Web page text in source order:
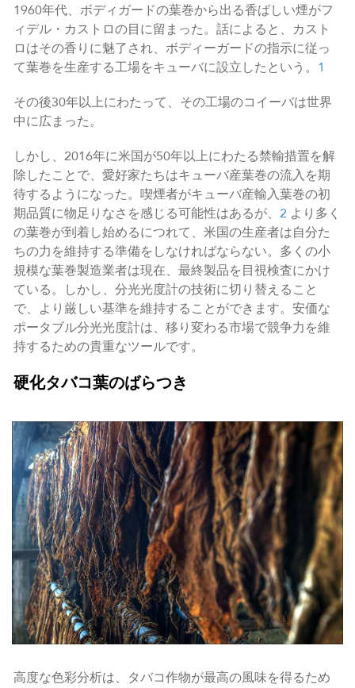
1960年代、ボディガードの葉巻から出る香ばしい煙がフ
ィデル・カストロの目に留まった。話によると、カスト
ロはその香りに魅了され、ボディーガードの指示に従っ
て葉巻を生産する工場をキューバに設立したという。 1
その後30年以上にわたって、その工場のコイーバは世界
中に広まった。
しかし、2016年に米国が50年以上にわたる禁輸措置を解
除したことで、愛好家たちはキューバ産葉巻の流入を期
待するようになった。喫煙者がキューバ産輸入葉巻の初
期品質に物足りなさを感じる可能性はあるが、 2 より多く
の葉巻が到着し始めるにつれて、米国の生産者は自分た
ちの力を維持する準備をしなければならない。多くの小
規模な葉巻製造業者は現在、最終製品を目視検査にかけ
ている。しかし、分光光度計の技術に切り替えること
で、より厳しい基準を維持することができます。安価な
ポータブル分光光度計は、移り変わる市場で競争力を維
持するための貴重なツールです。
硬化タバコ葉のばらつき
高度な色彩分析は、タバコ作物が最高の風味を得るため